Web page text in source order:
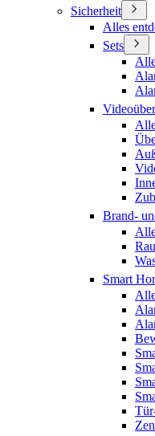
Sicherheit
Alles
Sets
Brand-
Smart